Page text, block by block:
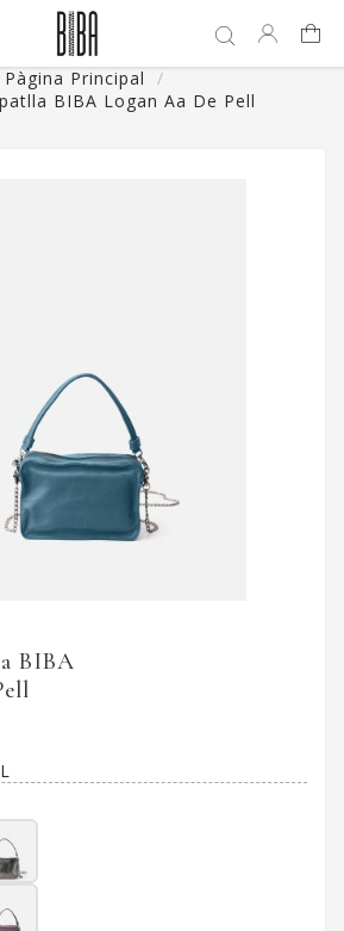
Pàgina Principal
BIBA Logan Aa De Pell
BIBA